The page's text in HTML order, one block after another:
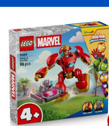
拼砌組合及樂高LEGO
玩具車,貨車,火車及遙
手工藝,文具,蠟筆,泥膠,
娃娃, 芭比,收藏公仔
Spider-Man蜘蛛俠
Mini Brands
Play-Doh培樂多
Pokemon寶可夢
5~7歳
8~11歳
12~14歳
14歳以上